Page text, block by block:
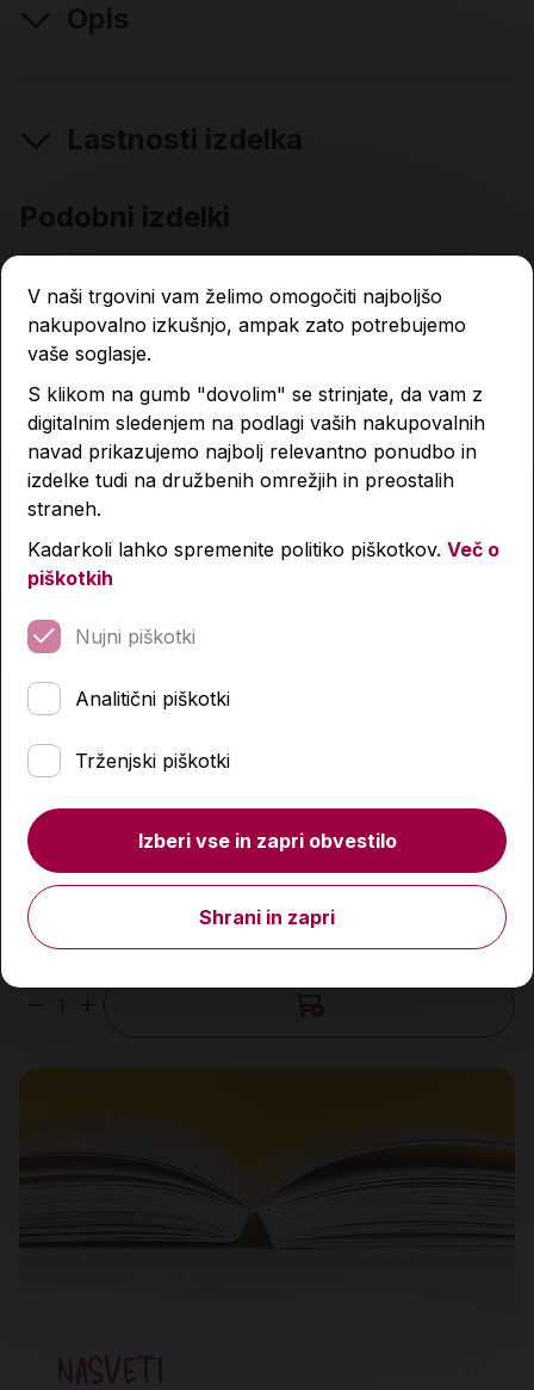
Opis
Lastnosti izdelka
Podobni izdelki
Čajnica v zalivu
19,99 €
15. 8. 2026*
NASVETI
V naši trgovini vam želimo omogočiti najboljšo
nakupovalno izkušnjo, ampak zato potrebujemo
vaše soglasje.
S klikom na gumb "dovolim" se strinjate, da vam z
digitalnim sledenjem na podlagi vaših nakupovalnih
navad prikazujemo najbolj relevantno ponudbo in
izdelke tudi na družbenih omrežjih in preostalih
straneh.
Kadarkoli lahko spremenite politiko piškotkov. Več o
piškotkih
Nujni piškotki
Analitični piškotki
Trženjski piškotki
Izberi vse in zapri obvestilo
Shrani in zapri